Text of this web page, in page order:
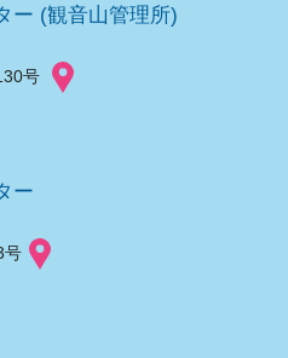
ー (観音山管理所)
号
ー
号